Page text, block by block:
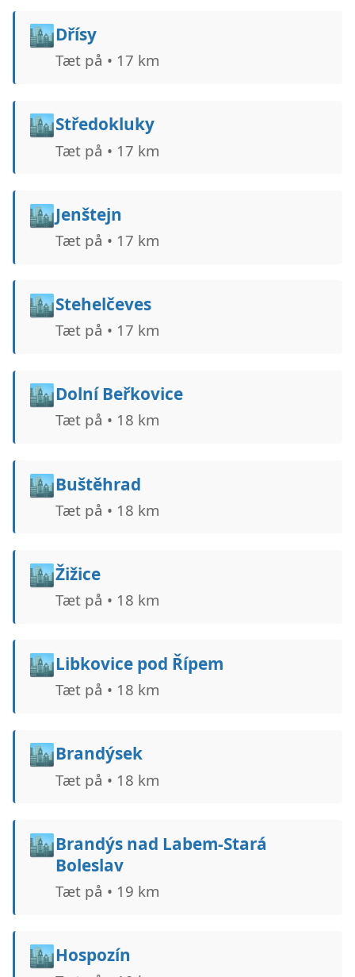
🏙️Dřísy
Tæt på • 17 km
🏙️Středokluky
Tæt på • 17 km
🏙️Jenštejn
Tæt på • 17 km
🏙️Stehelčeves
Tæt på • 17 km
🏙️Dolní Beřkovice
Tæt på • 18 km
🏙️Buštěhrad
Tæt på • 18 km
🏙️Žižice
Tæt på • 18 km
🏙️Libkovice pod Řípem
Tæt på • 18 km
🏙️Brandýsek
Tæt på • 18 km
🏙️Brandýs nad Labem-Stará
Boleslav
Tæt på • 19 km
🏙️Hospozín